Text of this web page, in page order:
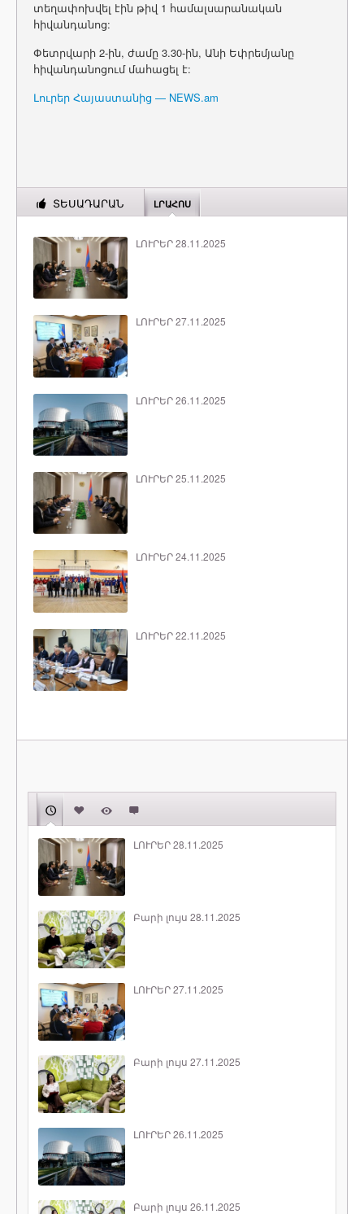
տեղափոխվել էին թիվ 1 համալսարանական
հիվանդանոց:
Փետրվարի 2-ին, ժամը 3.30-ին, Անի Եփրեմյանը
հիվանդանոցում մահացել է:
Լուրեր Հայաստանից — NEWS.am
ՏԵՍԱԴԱՐԱՆ ԼՐԱՀՈՍ
ԼՈՒՐԵՐ 28.11.2025
ԼՈՒՐԵՐ 27.11.2025
ԼՈՒՐԵՐ 26.11.2025
ԼՈՒՐԵՐ 25.11.2025
ԼՈՒՐԵՐ 24.11.2025
ԼՈՒՐԵՐ 22.11.2025
ԼՈՒՐԵՐ 28.11.2025
Բարի լույս 28.11.2025
ԼՈՒՐԵՐ 27.11.2025
Բարի լույս 27.11.2025
ԼՈՒՐԵՐ 26.11.2025
Բարի լույս 26.11.2025